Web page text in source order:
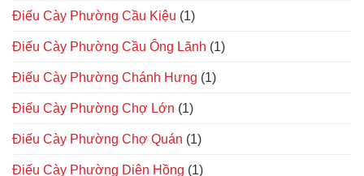
Điếu Cày Phường Cầu Kiệu (1)
Điếu Cày Phường Cầu Ông Lãnh (1)
Điếu Cày Phường Chánh Hưng (1)
Điếu Cày Phường Chợ Lớn (1)
Điếu Cày Phường Chợ Quán (1)
Điếu Cày Phường Diên Hồng (1)